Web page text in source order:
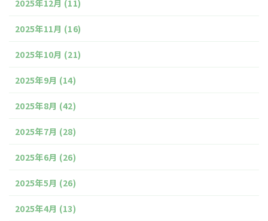
2025年12月 (11)
2025年11月 (16)
2025年10月 (21)
2025年9月 (14)
2025年8月 (42)
2025年7月 (28)
2025年6月 (26)
2025年5月 (26)
2025年4月 (13)